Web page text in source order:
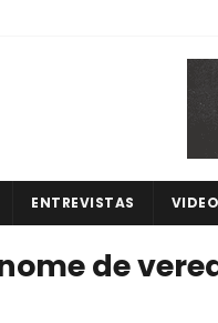
ENTREVISTAS
de